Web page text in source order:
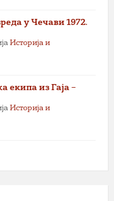
у Чечави 1972.
Историја и
екипа из Гаја –
Историја и